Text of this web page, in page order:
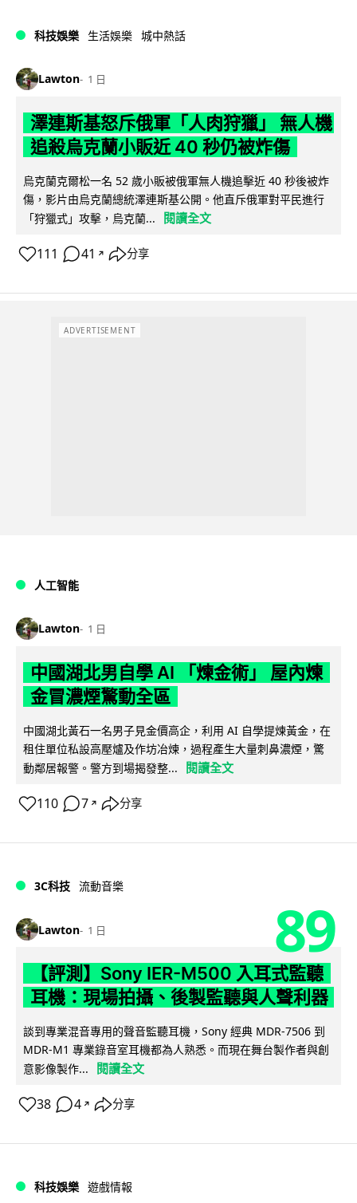
科技娛樂 生活娛樂 城中熱話
Lawton 1 日
澤連斯基怒斥俄軍「人肉狩獵」 無人機
追殺烏克蘭小販近 40 秒仍被炸傷
烏克蘭克爾松一名 52 歲小販被俄軍無人機追擊近 40 秒後被炸
傷，影片由烏克蘭總統澤連斯基公開。他直斥俄軍對平民進行
「狩獵式」攻擊，烏克蘭...
閱讀全文
111 41 ↗ 分享
ADVERTISEMENT
人工智能
Lawton 1 日
中國湖北男自學 AI 「煉金術」 屋內煉
金冒濃煙驚動全區
中國湖北黃石一名男子見金價高企，利用 AI 自學提煉黃金，在
租住單位私設高壓爐及作坊冶煉，過程產生大量刺鼻濃煙，驚
動鄰居報警。警方到場揭發整...
閱讀全文
110 7 ↗ 分享
3C科技 流動音樂
Lawton 1 日 89
【評測】Sony IER-M500 入耳式監聽
耳機：現場拍攝、後製監聽與人聲利器
談到專業混音專用的聲音監聽耳機，Sony 經典 MDR-7506 到
MDR-M1 專業錄音室耳機都為人熟悉。而現在舞台製作者與創
意影像製作...
閱讀全文
38 4 ↗ 分享
科技娛樂 遊戲情報